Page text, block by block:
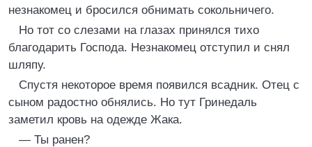
незнакомец и бросился обнимать сокольничего.
Но тот со слезами на глазах принялся тихо
благодарить Господа. Незнакомец отступил и снял
шляпу.
Спустя некоторое время появился всадник. Отец с
сыном радостно обнялись. Но тут Гринедаль
заметил кровь на одежде Жака.
— Ты ранен?